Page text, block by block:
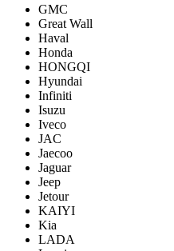
GMC
Great Wall
Haval
Honda
HONGQI
Hyundai
Infiniti
Isuzu
Iveco
JAC
Jaecoo
Jaguar
Jeep
Jetour
KAIYI
Kia
LADA